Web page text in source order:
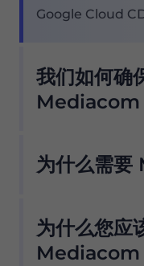
Google Cloud
我们如何确
Mediacom
此我们的客户不必
我们提供 ISP 过
我们的池中仅获
为什么需
此我们的客户不必
与该提供商合作
为什么您应
Mediacom